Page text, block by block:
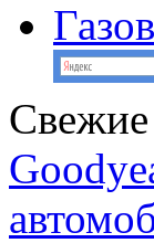
Свежие